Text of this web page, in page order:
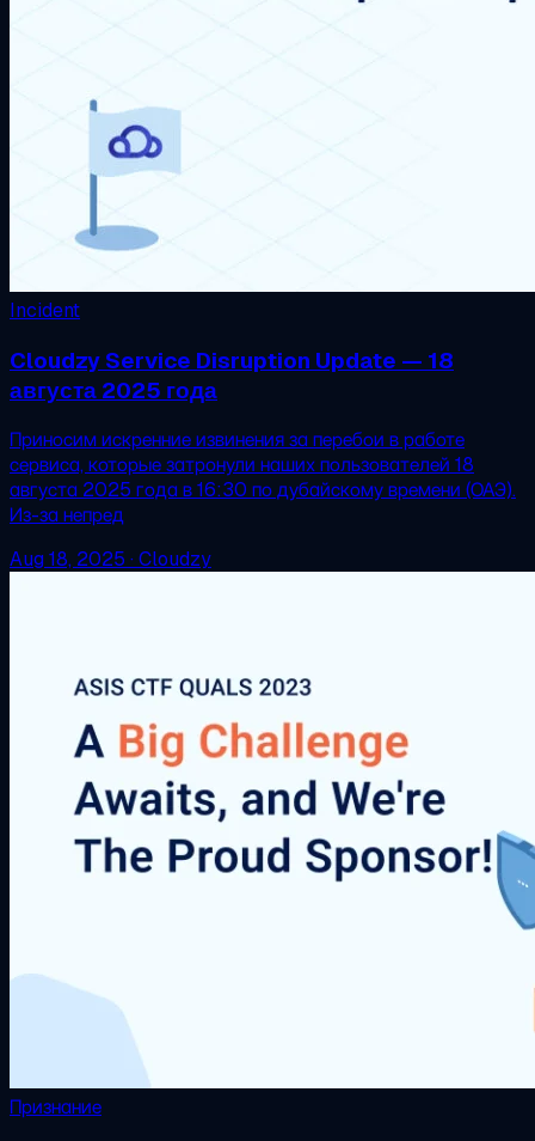
Incident
Cloudzy Service Disruption Update — 18
августа 2025 года
Приносим искренние извинения за перебои в работе
сервиса, которые затронули наших пользователей 18
августа 2025 года в 16:30 по дубайскому времени (ОАЭ).
Из-за непред
Aug 18, 2025 · Cloudzy
Признание